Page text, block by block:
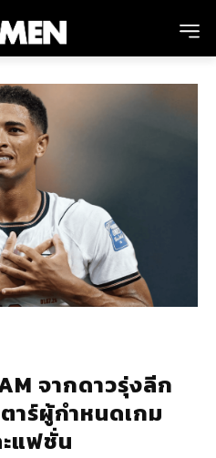
จากดาวรุ่งลีก
าร์ผู้กำหนดเกม
แฟชั่น